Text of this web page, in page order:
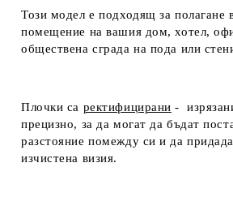
Този модел е подходящ за полагане
помещение на вашия дом, хотел,
обществена сграда на пода или
Плочки са ректифицирани -
прецизно, за да могат да бъдат
разстояние помежду си и да
изчистена визия.